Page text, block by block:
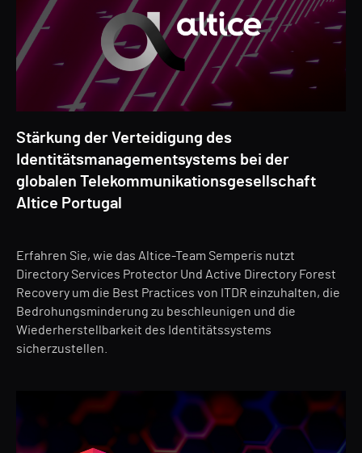
Stärkung der Verteidigung des
Identitätsmanagementsystems bei der
globalen Telekommunikationsgesellschaft
Altice Portugal
Erfahren Sie, wie das Altice-Team Semperis nutzt
Directory Services Protector Und Active Directory Forest
Recovery um die Best Practices von ITDR einzuhalten, die
Bedrohungsminderung zu beschleunigen und die
Wiederherstellbarkeit des Identitätssystems
sicherzustellen.